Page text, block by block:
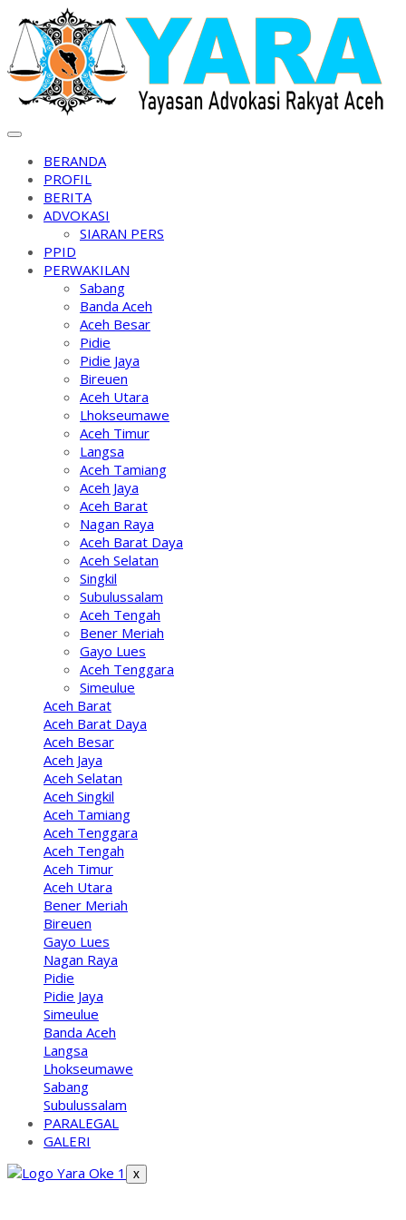
Skip
to
content
BERANDA
PROFIL
BERITA
ADVOKASI
SIARAN PERS
PPID
PERWAKILAN
Sabang
Banda Aceh
Aceh Besar
Pidie
Pidie Jaya
Bireuen
Aceh Utara
Lhokseumawe
Aceh Timur
Langsa
Aceh Tamiang
Aceh Jaya
Aceh Barat
Nagan Raya
Aceh Barat Daya
Aceh Selatan
Singkil
Subulussalam
Aceh Tengah
Bener Meriah
Gayo Lues
Aceh Tenggara
Simeulue
Aceh Barat
Aceh Barat Daya
Aceh Besar
Aceh Jaya
Aceh Selatan
Aceh Singkil
Aceh Tamiang
Aceh Tenggara
Aceh Tengah
Aceh Timur
Aceh Utara
Bener Meriah
Bireuen
Gayo Lues
Nagan Raya
Pidie
Pidie Jaya
Simeulue
Banda Aceh
Langsa
Lhokseumawe
Sabang
Subulussalam
PARALEGAL
GALERI
X